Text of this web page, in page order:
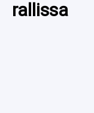
rallissa